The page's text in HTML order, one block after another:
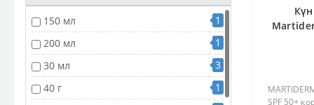
150 мл
1
200 мл
1
30 мл
3
40 г
1
SPF 50+